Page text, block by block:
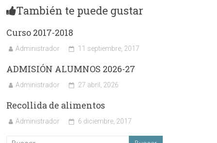
También te puede gustar
Curso 2017-2018
Administrador 11 septiembre, 2017
ADMISIÓN ALUMNOS 2026-27
Administrador 27 abril, 2026
Recollida de alimentos
Administrador 6 diciembre, 2017